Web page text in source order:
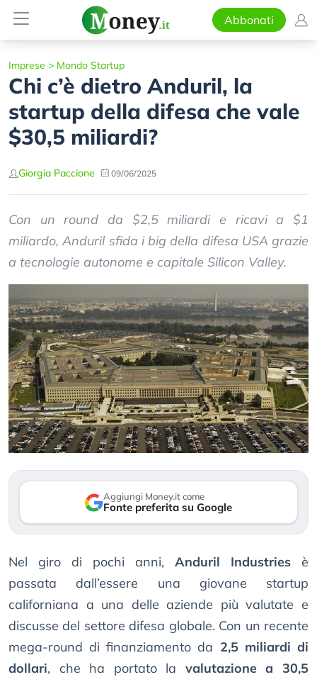
Abbonati
Imprese > Mondo Startup
Chi c’è dietro Anduril, la
startup della difesa che vale
$30,5 miliardi?
Giorgia Paccione 09/06/2025
Con un round da $2,5 miliardi e ricavi a $1
miliardo, Anduril sfida i big della difesa USA grazie
a tecnologie autonome e capitale Silicon Valley.
Aggiungi Money.it come
Fonte preferita su Google
Nel giro di pochi anni, Anduril Industries è
passata dall’essere una giovane startup
californiana a una delle aziende più valutate e
discusse del settore difesa globale. Con un recente
mega-round di finanziamento da 2,5 miliardi di
dollari, che ha portato la valutazione a 30,5